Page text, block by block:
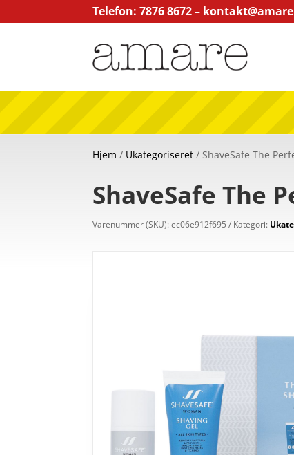
Telefon: 7876 8672 –
Hjem / Ukategoriseret / ShaveSafe The
ShaveSafe The
Varenummer (SKU):ec06e912f695 Kategori: